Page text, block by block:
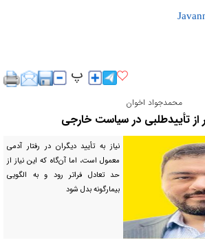
محمدجواد اخوان
از تأییدطلبی در سیاست خارجی
نیاز به تأیید دیگران در رفتار آدمی
معمول است، اما آن‌گاه که این نیاز از
حد تعادل فراتر رود و به الگویی
بیمارگونه بدل شود